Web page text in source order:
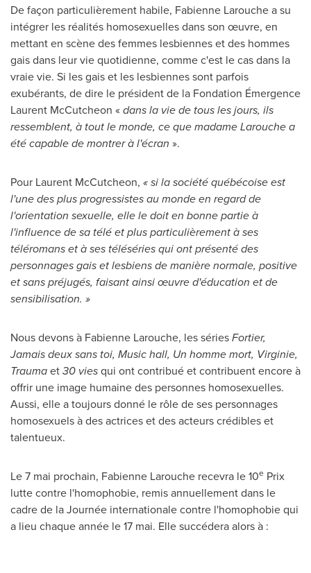
De façon particulièrement habile, Fabienne Larouche a su
intégrer les réalités homosexuelles dans son œuvre, en
mettant en scène des femmes lesbiennes et des hommes
gais dans leur vie quotidienne, comme c'est le cas dans la
vraie vie. Si les gais et les lesbiennes sont parfois
exubérants, de dire le président de la Fondation Émergence
Laurent McCutcheon «dans la vie de tous les jours, ils
ressemblent, à tout le monde, ce que madame Larouche a
été capable de montrer à l'écran ».
Pour Laurent McCutcheon, « si la société québécoise est
l'une des plus progressistes au monde en regard de
l'orientation sexuelle, elle le doit en bonne partie à
l'influence de sa télé et plus particulièrement à ses
téléromans et à ses téléséries qui ont présenté des
personnages gais et lesbiens de manière normale, positive
et sans préjugés, faisant ainsi œuvre d'éducation et de
sensibilisation. »
Nous devons à Fabienne Larouche, les sériesFortier,
Jamais deux sans toi, Music hall, Un homme mort, Virginie,
Traumaet30 viesqui ont contribué et contribuent encore à
offrir une image humaine des personnes homosexuelles.
Aussi, elle a toujours donné le rôle de ses personnages
homosexuels à des actrices et des acteurs crédibles et
talentueux.
Le 7 mai prochain, Fabienne Larouche recevra le 10e Prix
lutte contre l'homophobie, remis annuellement dans le
cadre de la Journée internationale contre l'homophobie qui
a lieu chaque année le 17 mai. Elle succédera alors à :